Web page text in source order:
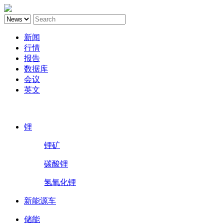
新闻
行情
报告
数据库
会议
英文
锂
锂矿
碳酸锂
氢氧化锂
新能源车
储能